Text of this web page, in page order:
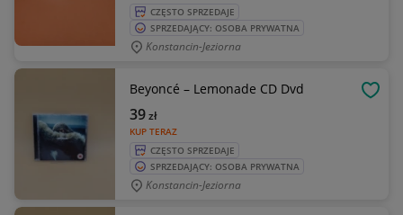
CZĘSTO SPRZEDAJE
SPRZEDAJĄCY: OSOBA PRYWATNA
Konstancin-Jeziorna
Beyoncé – Lemonade CD Dvd
KUP TERAZ
39zł
CZĘSTO SPRZEDAJE
SPRZEDAJĄCY: OSOBA PRYWATNA
Konstancin-Jeziorna